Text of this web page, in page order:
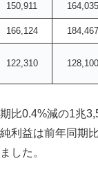
150,911 164,035
166,124 184,467
122,310 128,100
比0.4%減の1兆
利益は前年同期
した。